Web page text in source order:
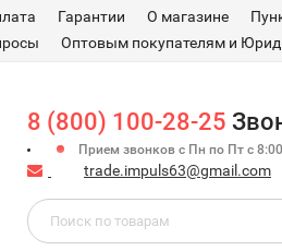
Гарантии О магазине
Оптовым покупателям и
8 (800) 100-28-25
Прием звонков с Пн по Пт с
trade.impuls63@gmail.com